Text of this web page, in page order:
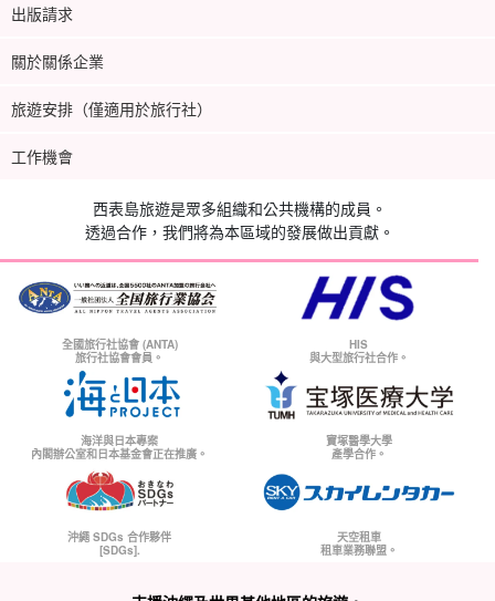
出版請求
關於關係企業
旅遊安排（僅適用於旅行社）
工作機會
西表島旅遊是眾多組織和公共機構的成員。
透過合作，我們將為本區域的發展做出貢獻。
全國旅行社協會 (ANTA)
旅行社協會會員。
HIS
與大型旅行社合作。
海洋與日本專案
內閣辦公室和日本基金會正在推廣。
寶塚醫學大學
產學合作。
沖繩 SDGs 合作夥伴
[SDGs].
天空租車
租車業務聯盟。